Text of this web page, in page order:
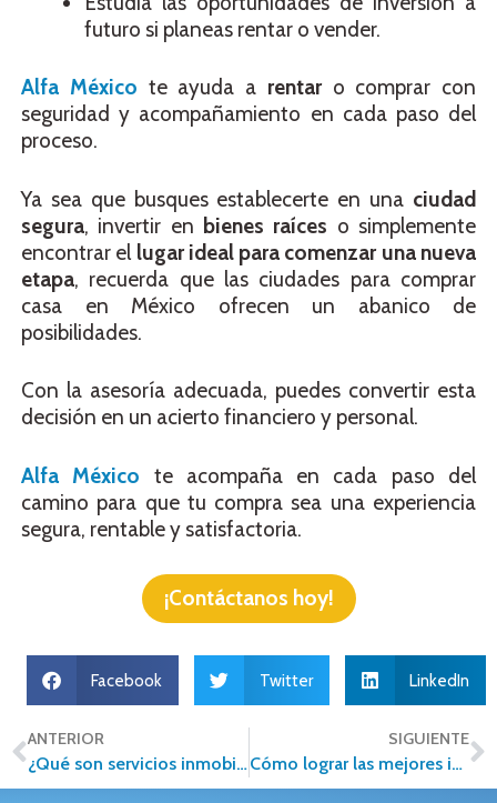
futuro si planeas rentar o vender.
Alfa México te ayuda a rentar o comprar con
seguridad y acompañamiento en cada paso del
proceso.
Ya sea que busques establecerte en una ciudad
segura, invertir en bienes raíces o simplemente
encontrar el lugar ideal para comenzar una nueva
etapa, recuerda que las ciudades para comprar
casa en México ofrecen un abanico de
posibilidades.
Con la asesoría adecuada, puedes convertir esta
decisión en un acierto financiero y personal.
Alfa México te acompaña en cada paso del
camino para que tu compra sea una experiencia
segura, rentable y satisfactoria.
¡Contáctanos hoy!
Facebook Twitter LinkedIn
ANTERIOR
¿Qué son servicios inmobiliarios?
SIGUIENTE
Cómo lograr las mejores imágenes para vender tu casa